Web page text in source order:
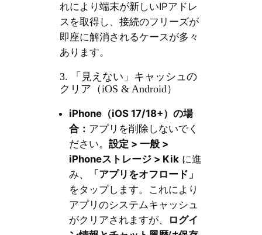
れにより端末が新しいIPアドレ
スを取得し、接続のフリーズが
即座に解消されるケースが多々
あります。
3. 「見えない」キャッシュの
クリア（iOS & Android）
iPhone（iOS 17/18+）の場
合： アプリを削除しないでく
ださい。 設定 > 一般 >
iPhoneストレージ > Kik に進
み、
「アプリをオフロード」
をタップします。これにより
アプリのシステムキャッシュ
がクリアされますが、
ログイ